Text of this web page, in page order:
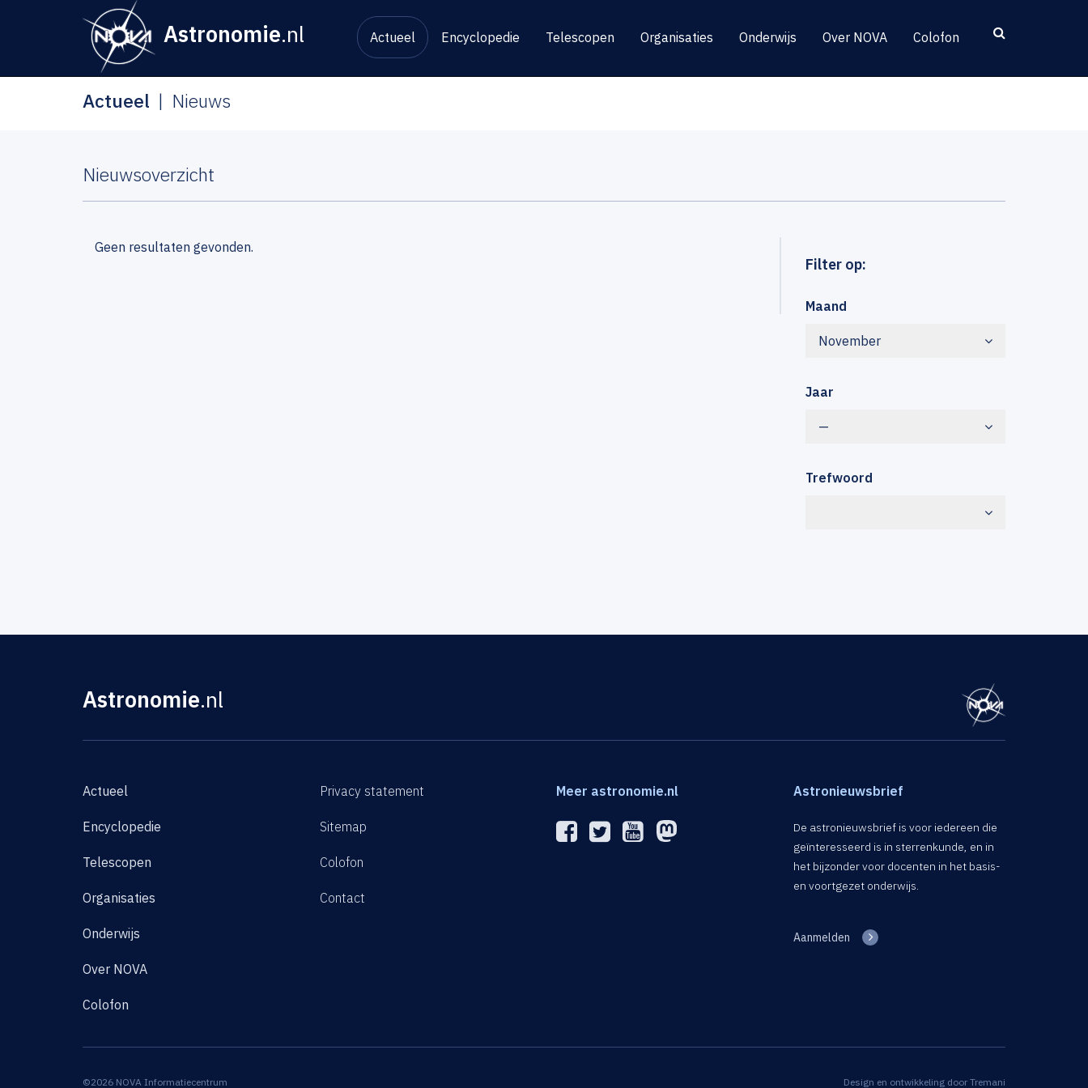
Astronomie.nl Actueel Encyclopedie Telescopen Organisaties Onderwijs Over NOVA Colofon
Actueel Nieuws
Nieuwsoverzicht
Filter op:
Maand
November
Jaar
—
Trefwoord
Geen resultaten gevonden.
Astronomie.nl
Actueel
Encyclopedie
Telescopen
Organisaties
Onderwijs
Over NOVA
Colofon
Privacy statement
Sitemap
Colofon
Contact
Meer astronomie.nl Astronieuwsbrief
De astronieuwsbrief is voor iedereen die
geïnteresseerd is in sterrenkunde, en in
het bijzonder voor docenten in het basis-
en voortgezet onderwijs.
Aanmelden
©2026 NOVA Informatiecentrum Design en ontwikkeling door Tremani